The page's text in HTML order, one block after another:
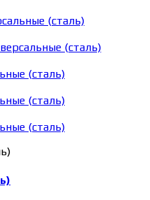
(сталь)
(сталь)
(сталь)
(сталь)
(сталь)